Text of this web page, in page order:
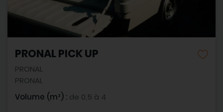
PRONAL PICK UP
PRONAL
PRONAL
Volume (m³) : de 0,5 à 4